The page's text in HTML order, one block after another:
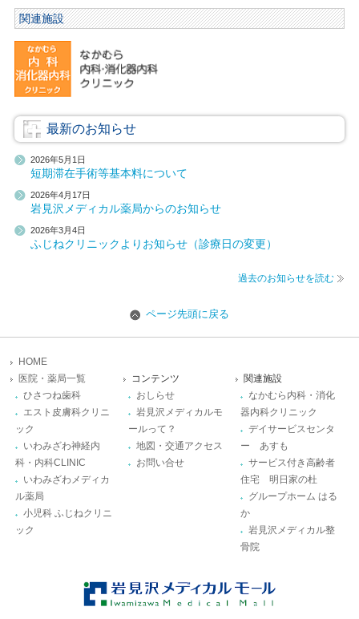
関連施設
最新のお知らせ
2026年5月1日
短期滞在手術等基本料について
2026年4月17日
岩見沢メディカル薬局からのお知らせ
2026年3月4日
ふじねクリニックよりお知らせ（診療日の変更）
過去のお知らせを読む
ページ先頭に戻る
HOME
医院・薬局一覧
ひさつね歯科
エスト皮膚科クリニ
ック
いわみざわ神経内
科・内科CLINIC
いわみざわメディカ
ル薬局
小児科 ふじねクリニ
ック
コンテンツ
おしらせ
岩見沢メディカルモ
ールって？
地図・交通アクセス
お問い合せ
関連施設
なかむら内科・消化
器内科クリニック
デイサービスセンタ
ー あすも
サービス付き高齢者
住宅 明日家の杜
グループホーム はる
か
岩見沢メディカル整
骨院